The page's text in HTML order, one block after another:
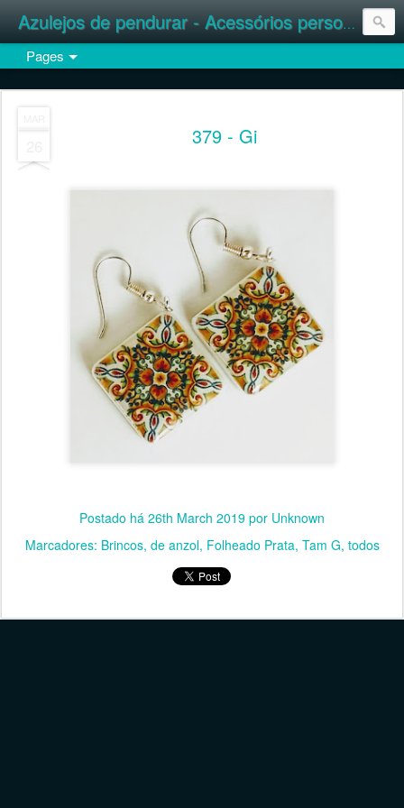
Azulejos de pendurar - Acessórios personalizados
Pages
379 - Gi
Postado há 26th March 2019 por Unknown
Marcadores: Brincos de anzol Folheado Prata Tam G todos